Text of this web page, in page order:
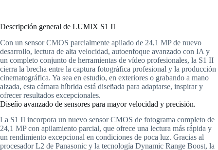
Descripción general de LUMIX S1 II
Con un sensor CMOS parcialmente apilado de 24,1 MP de nuevo
desarrollo, lectura de alta velocidad, autoenfoque avanzado con IA y
un completo conjunto de herramientas de vídeo profesionales, la S1 II
cierra la brecha entre la captura fotográfica profesional y la producción
cinematográfica. Ya sea en estudio, en exteriores o grabando a mano
alzada, esta cámara híbrida está diseñada para adaptarse, inspirar y
ofrecer resultados excepcionales.
Diseño avanzado de sensores para mayor velocidad y precisión.
La S1 II incorpora un nuevo sensor CMOS de fotograma completo de
24,1 MP con apilamiento parcial, que ofrece una lectura más rápida y
un rendimiento excepcional en condiciones de poca luz. Gracias al
procesador L2 de Panasonic y la tecnología Dynamic Range Boost, la